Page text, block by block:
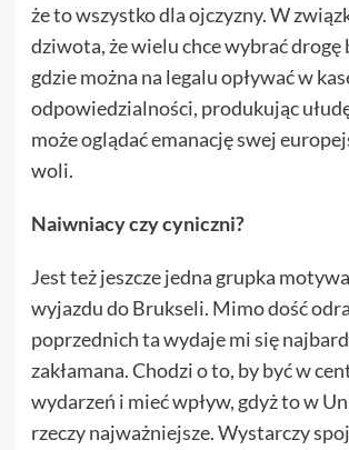
że to wszystko dla ojczyzny. W
dziwota, że wielu chce wybrać drogę
gdzie można na legalu opływać w
odpowiedzialności, produkując
może oglądać emanację swej
woli.
Naiwniacy czy cyniczni?
Jest też jeszcze jedna grupka
wyjazdu do Brukseli. Mimo dość
poprzednich ta wydaje mi się
zakłamana. Chodzi o to, by być w
wydarzeń i mieć wpływ, gdyż to w
rzeczy najważniejsze. Wystarczy